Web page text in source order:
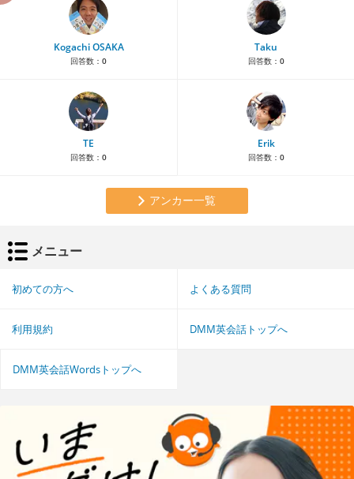
Kogachi OSAKA
回答数： 0
Taku
回答数： 0
TE
回答数： 0
Erik
回答数： 0
アンカー一覧
メニュー
初めての方へ よくある質問
利用規約 DMM英会話トップへ
DMM英会話Wordsトップへ